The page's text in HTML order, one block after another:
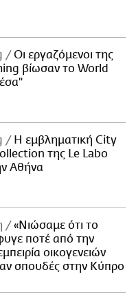
Οι εργαζόμενοι της
βίωσαν το World
Η εμβληματική City
της Le Labo
Αθήνα
«Νιώσαμε ότι το
ποτέ από την
οικογενειών
σπουδές στην Κύπρο